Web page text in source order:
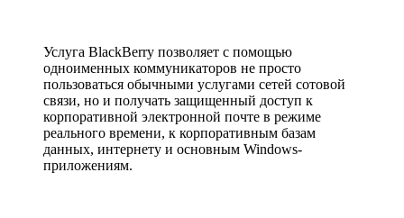
Услуга BlackBerry позволяет с помощью
одноименных коммуникаторов не просто
пользоваться обычными услугами сетей сотовой
связи, но и получать защищенный доступ к
корпоративной электронной почте в режиме
реального времени, к корпоративным базам
данных, интернету и основным Windows-
приложениям.